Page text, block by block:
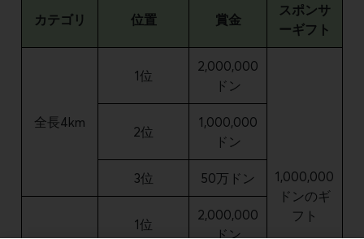
カテゴリ 位置 賞金
スポンサ
ーギフト
全長4km
1位
2,000,000
ドン
1,000,000
ドンのギ
フト
2位
1,000,000
ドン
3位 50万ドン
1位
2,000,000
ドン